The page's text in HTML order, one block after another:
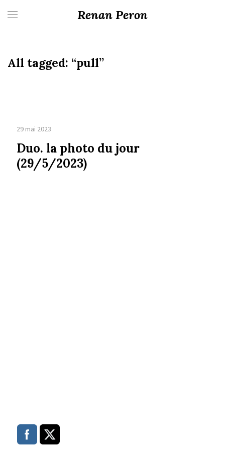
Renan Peron
All tagged: “pull”
29 mai 2023
Duo. la photo du jour
(29/5/2023)